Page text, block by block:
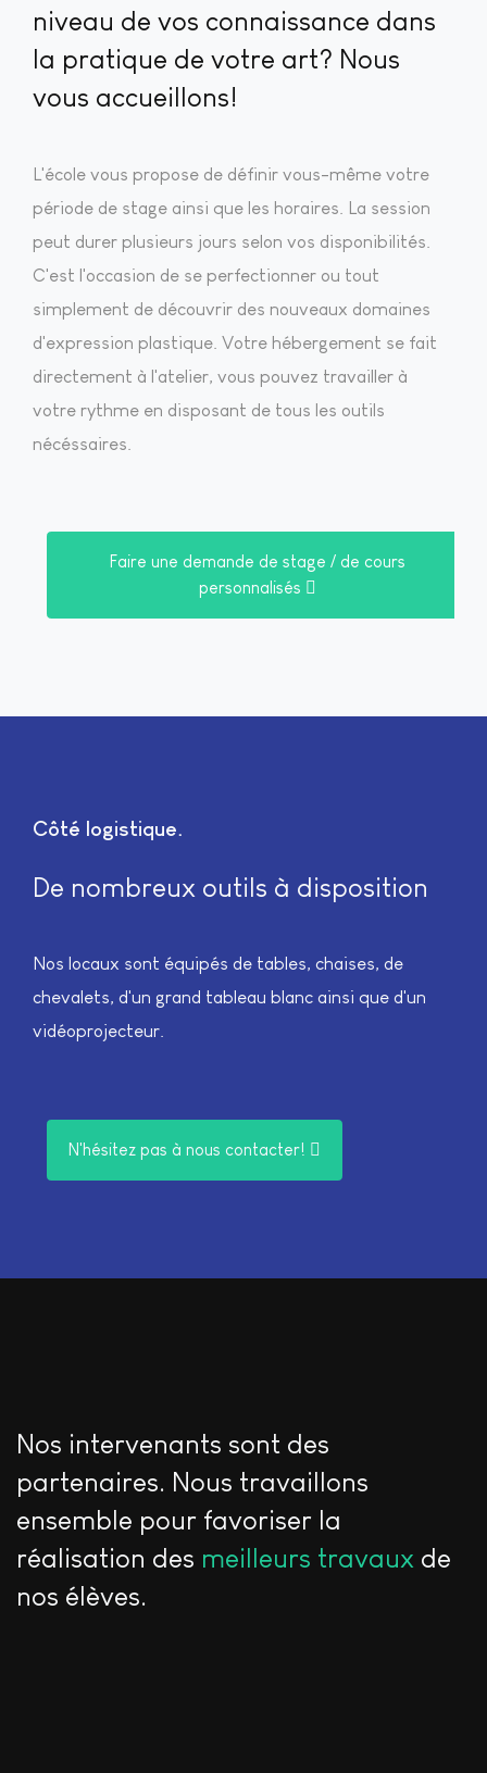
niveau de vos connaissance dans
la pratique de votre art? Nous
vous accueillons!
L'école vous propose de définir vous-même votre
période de stage ainsi que les horaires. La session
peut durer plusieurs jours selon vos disponibilités.
C'est l'occasion de se perfectionner ou tout
simplement de découvrir des nouveaux domaines
d'expression plastique. Votre hébergement se fait
directement à l'atelier, vous pouvez travailler à
votre rythme en disposant de tous les outils
nécéssaires.
Faire une demande de stage / de cours
personnalisés
Côté logistique
De nombreux outils à disposition
Nos locaux sont équipés de tables, chaises, de
chevalets, d'un grand tableau blanc ainsi que d'un
vidéoprojecteur.
N'hésitez pas à nous contacter!
Nos intervenants sont des
partenaires. Nous travaillons
ensemble pour favoriser la
réalisation des meilleurs travaux de
nos élèves.